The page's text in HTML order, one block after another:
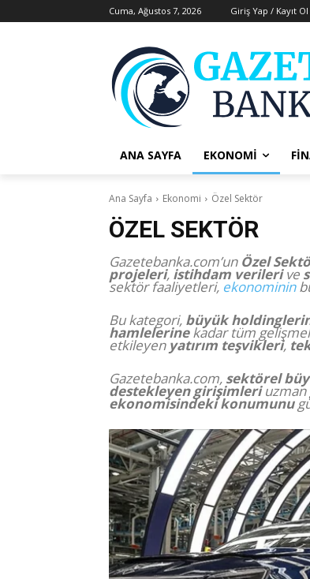
Cuma, Ağustos 7, 2026 Giriş Yap / Kayıt Ol
ANA SAYFA EKONOMI
Ana Sayfa Ekonomi Özel Sektör
ÖZEL SEKTÖR
Gazetebanka.com’un Özel
projeleri, istihdam verilerive
sektör faaliyetleri, ekonominin
Bu kategori, büyük
hamlelerinekadar tüm
etkileyen yatırım teşvikleri,
Gazetebanka.com, sektörel
destekleyen girişimleriuzman
ekonomisindeki konumunu